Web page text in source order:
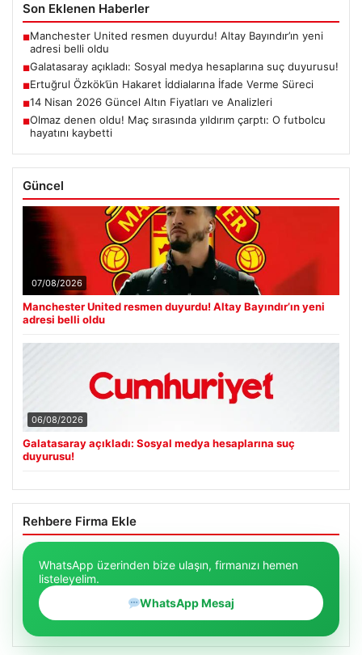
Son Eklenen Haberler
■Manchester United resmen duyurdu! Altay Bayındır’ın yeni
adresi belli oldu
■Galatasaray açıkladı: Sosyal medya hesaplarına suç duyurusu!
■Ertuğrul Özkök’ün Hakaret İddialarına İfade Verme Süreci
■14 Nisan 2026 Güncel Altın Fiyatları ve Analizleri
■Olmaz denen oldu! Maç sırasında yıldırım çarptı: O futbolcu
hayatını kaybetti
Güncel
07/08/2026
Manchester United resmen duyurdu! Altay Bayındır’ın yeni
adresi belli oldu
06/08/2026
Galatasaray açıkladı: Sosyal medya hesaplarına suç
duyurusu!
Rehbere Firma Ekle
WhatsApp üzerinden bize ulaşın, firmanızı hemen
listeleyelim.
WhatsApp Mesaj